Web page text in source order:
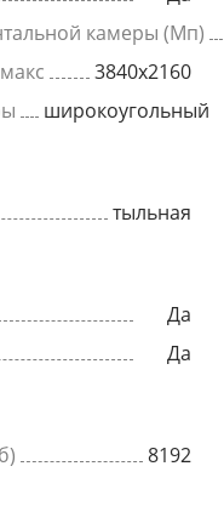
камеры (Мп)
3840x2160
широкоугольный
тыльная
Да
Да
8192